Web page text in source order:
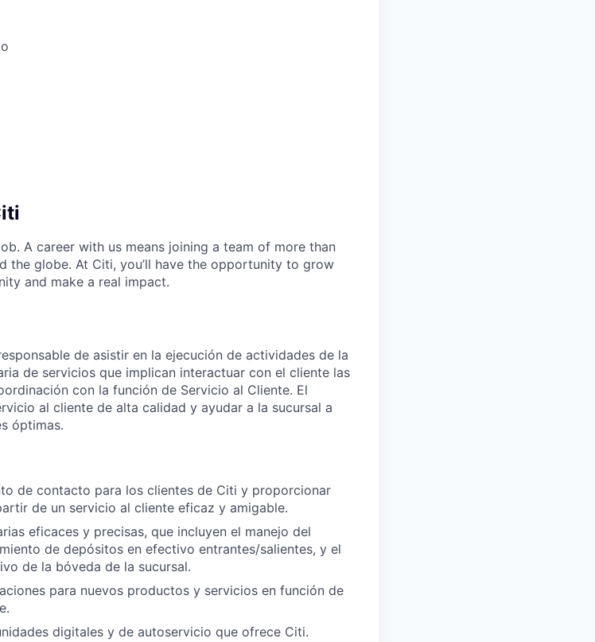
A career with us means joining a team of more than
the globe. At Citi, you’ll have the opportunity to grow
and make a real impact.
de asistir en la ejecución de actividades de la
de servicios que implican interactuar con el cliente las
con la función de Servicio al Cliente. El
al cliente de alta calidad y ayudar a la sucursal a
óptimas.
de contacto para los clientes de Citi y proporcionar
de un servicio al cliente eficaz y amigable.
eficaces y precisas, que incluyen el manejo del
de depósitos en efectivo entrantes/salientes, y el
de la bóveda de la sucursal.
para nuevos productos y servicios en función de
digitales y de autoservicio que ofrece Citi.